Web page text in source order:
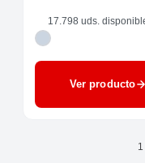
17.798 uds.
Ver producto
1